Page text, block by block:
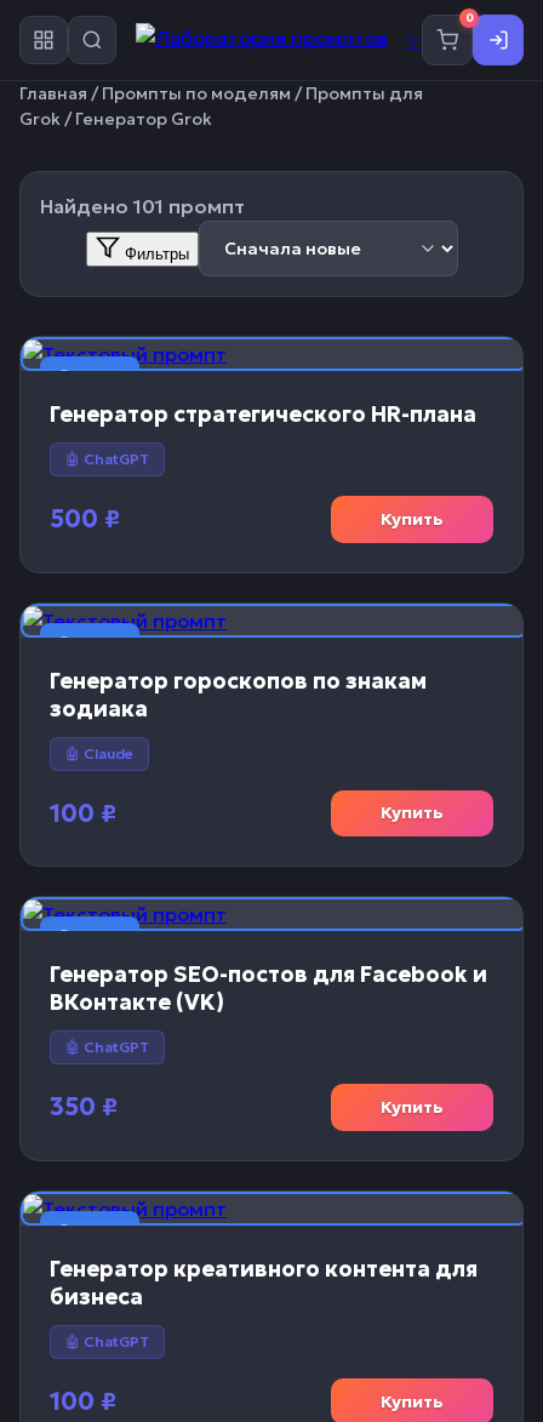
✨
0
Главная /Промпты по моделям /Промпты для
Grok/ Генератор Grok
Найдено 101 промпт
Фильтры
📝 Текст
Генератор стратегического HR-плана
🤖 ChatGPT
500 ₽ Купить
📝 Текст
Генератор гороскопов по знакам
зодиака
🤖 Claude
100 ₽ Купить
📝 Текст
Генератор SEO-постов для Facebook и
ВКонтакте (VK)
🤖 ChatGPT
350 ₽ Купить
📝 Текст
Генератор креативного контента для
бизнеса
🤖 ChatGPT
100 ₽ Купить